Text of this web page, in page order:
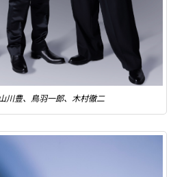
川豊、鳥羽一郎、木村徹二